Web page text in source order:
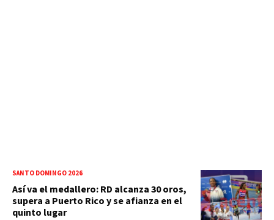
SANTO DOMINGO 2026
Así va el medallero: RD alcanza 30 oros,
supera a Puerto Rico y se afianza en el
quinto lugar